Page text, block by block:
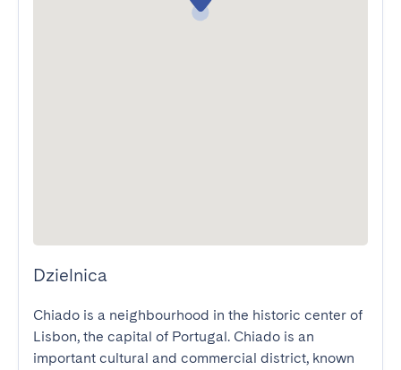
Dzielnica
Chiado is a neighbourhood in the historic center of
Lisbon, the capital of Portugal. Chiado is an
important cultural and commercial district, known